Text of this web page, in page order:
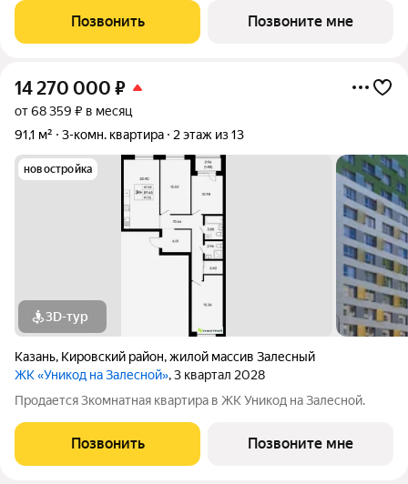
Позвонить Позвоните мне
14 270 000 ₽
от 68 359 ₽ в месяц
91,1 м²
3-комн. квартира 2 этаж из 13
новостройка
3D-тур
Казань, Кировский район,жилой массив Залесный
ЖК «Уникод на Залесной», 3 квартал 2028
Продается 3комнатная квартира в ЖК Уникод на Залесной.
Позвонить Позвоните мне